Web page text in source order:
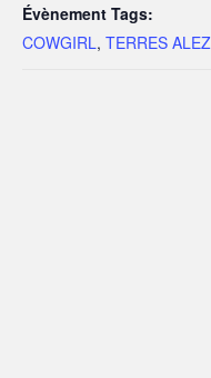
Évènement Tags:
COWGIRL, TERRES